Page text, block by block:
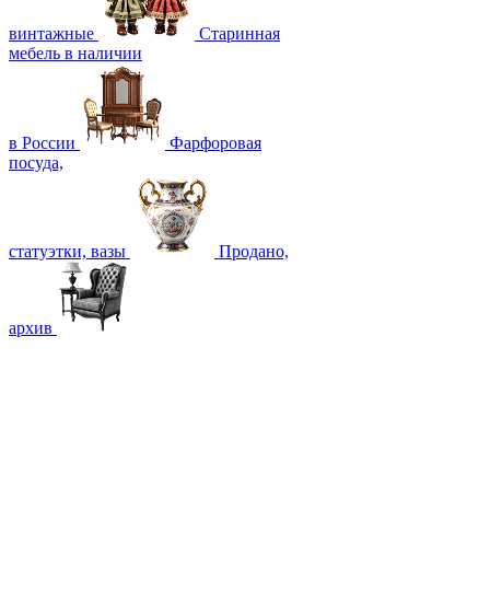
винтажные
Старинная
мебель в наличии
в России
Фарфоровая
посуда,
статуэтки, вазы Продано,
архив